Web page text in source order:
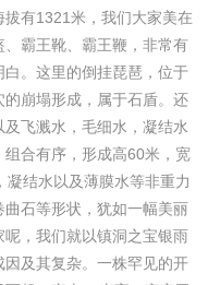
有1321米，我们大家美在
霸王靴、霸王鞭，非常有
。这里的倒挂琵琶，位于
崩塌形成，属于石盾。还
飞溅水，毛细水，凝结水
合有序，形成高60米，宽
结水以及薄膜水等非重力
石等形状，犹如一幅美丽
，我们就以镇洞之宝银雨
及其复杂。一株罕见的开